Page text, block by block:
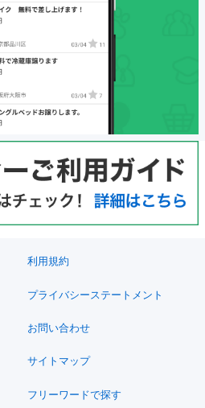
利用規約
プライバシーステートメント
お問い合わせ
サイトマップ
フリーワードで探す